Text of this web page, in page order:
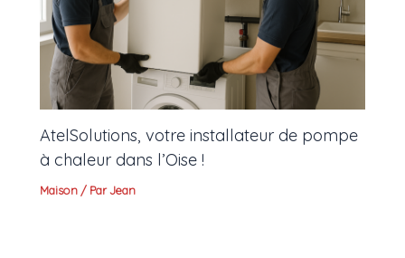
AtelSolutions, votre installateur de pompe
à chaleur dans l’Oise !
Maison / ParJean